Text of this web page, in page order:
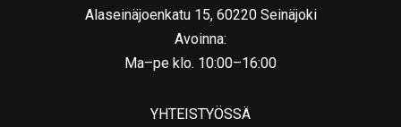
Alaseinäjoenkatu 15, 60220 Seinäjoki
Avoinna:
Ma–pe klo. 10:00–16:00
YHTEISTYÖSSÄ